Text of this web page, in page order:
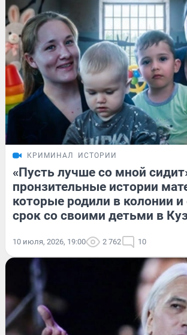
КРИМИНАЛ ИСТОРИИ
«Пусть лучше со мной
пронзительные истории
которые родили в колонии
срок со своими детьми в
10 июля, 2026, 19:00 2 762 10